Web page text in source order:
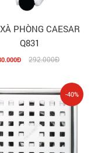
PHÒNG CAESAR
Q831
292.000Đ
-40%